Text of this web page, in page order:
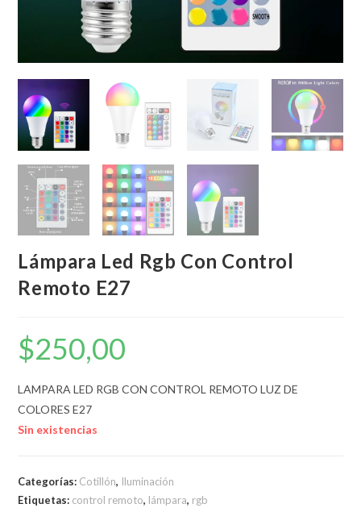
Lámpara Led Rgb Con Control
Remoto E27
$250,00
LAMPARA LED RGB CON CONTROL REMOTO LUZ DE
COLORES E27
Sin existencias
Categorías: Cotillón, Iluminación
Etiquetas: control remoto, lámpara, rgb